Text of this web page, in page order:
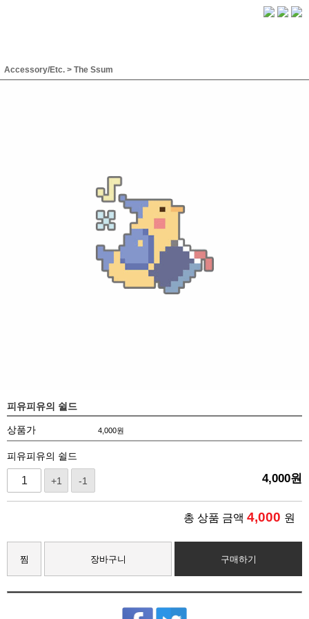
Accessory/Etc. > The Ssum
피유피유의 쉴드
상품가 4,000원
피유피유의 쉴드
+1 -1 4,000원
총 상품 금액 4,000 원
찜 장바구니 구매하기